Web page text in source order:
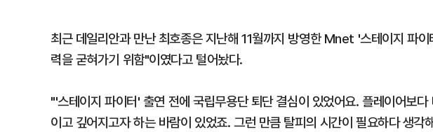
최근 데일리안과 만난 최호종은 지난해 11월까지 방영한 Mnet '스테이지 파
력을 굳혀가기 위함"이였다고 털어놨다.
"'스테이지 파이터' 출연 전에 국립무용단 퇴단 결심이 있었어요. 플레이어보
이고 깊어지고자 하는 바람이 있었죠. 그런 만큼 탈피의 시간이 필요하다 생